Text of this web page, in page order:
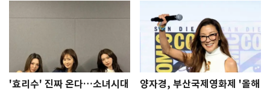
'효리수' 진짜 온다…소녀시대
양자경, 부산국제영화제 '올해